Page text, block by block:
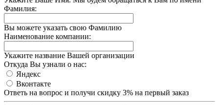
Фамилия:
Вы можете указать свою Фамилию
Наименование компании:
Укажите название Вашей организации
Откуда Вы узнали о нас:
Яндекс
Вконтакте
Ответь на вопрос и получи скидку 3% на первый заказ